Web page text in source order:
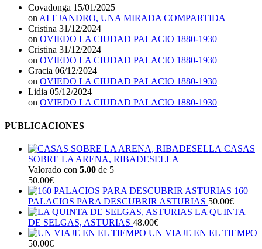
Covadonga 15/01/2025
on ALEJANDRO, UNA MIRADA COMPARTIDA
Cristina 31/12/2024
on OVIEDO LA CIUDAD PALACIO 1880-1930
Cristina 31/12/2024
on OVIEDO LA CIUDAD PALACIO 1880-1930
Gracia 06/12/2024
on OVIEDO LA CIUDAD PALACIO 1880-1930
Lidia 05/12/2024
on OVIEDO LA CIUDAD PALACIO 1880-1930
PUBLICACIONES
CASAS
SOBRE LA ARENA, RIBADESELLA
Valorado con 5.00 de 5
50.00€
160
PALACIOS PARA DESCUBRIR ASTURIAS 50.00€
LA QUINTA
DE SELGAS, ASTURIAS 48.00€
UN VIAJE EN EL TIEMPO
50.00€